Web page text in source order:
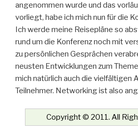
angenommen wurde und das
vorliegt, habe ich mich nun für die
Ich werde meine Reisepläne so
rund um die Konferenz noch mit
zu persönlichen Gesprächen
neusten Entwicklungen zum
mich natürlich auch die vielfältigen
Teilnehmer. Networking ist also
Copyright © 2011. All